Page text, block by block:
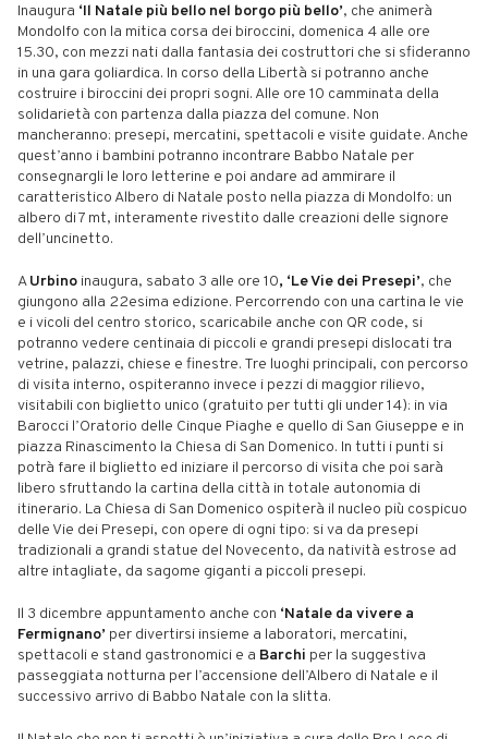
Inaugura ‘Il Natale più bello nel borgo più bello’, che animerà
Mondolfo con la mitica corsa dei biroccini, domenica 4 alle ore
15.30, con mezzi nati dalla fantasia dei costruttori che si sfideranno
in una gara goliardica. In corso della Libertà si potranno anche
costruire i biroccini dei propri sogni. Alle ore 10 camminata della
solidarietà con partenza dalla piazza del comune. Non
mancheranno: presepi, mercatini, spettacoli e visite guidate. Anche
quest’anno i bambini potranno incontrare Babbo Natale per
consegnargli le loro letterine e poi andare ad ammirare il
caratteristico Albero di Natale posto nella piazza di Mondolfo: un
albero di 7 mt, interamente rivestito dalle creazioni delle signore
dell’uncinetto.
AUrbino inaugura, sabato 3 alle ore 10, ‘Le Vie dei Presepi’, che
giungono alla 22esima edizione. Percorrendo con una cartina le vie
e i vicoli del centro storico, scaricabile anche con QR code, si
potranno vedere centinaia di piccoli e grandi presepi dislocati tra
vetrine, palazzi, chiese e finestre. Tre luoghi principali, con percorso
di visita interno, ospiteranno invece i pezzi di maggior rilievo,
visitabili con biglietto unico (gratuito per tutti gli under 14): in via
Barocci l’Oratorio delle Cinque Piaghe e quello di San Giuseppe e in
piazza Rinascimento la Chiesa di San Domenico. In tutti i punti si
potrà fare il biglietto ed iniziare il percorso di visita che poi sarà
libero sfruttando la cartina della città in totale autonomia di
itinerario. La Chiesa di San Domenico ospiterà il nucleo più cospicuo
delle Vie dei Presepi, con opere di ogni tipo: si va da presepi
tradizionali a grandi statue del Novecento, da natività estrose ad
altre intagliate, da sagome giganti a piccoli presepi.
Il 3 dicembre appuntamento anche con ‘Natale da vivere a
Fermignano’ per divertirsi insieme a laboratori, mercatini,
spettacoli e stand gastronomici e a Barchi per la suggestiva
passeggiata notturna per l’accensione dell’Albero di Natale e il
successivo arrivo di Babbo Natale con la slitta.